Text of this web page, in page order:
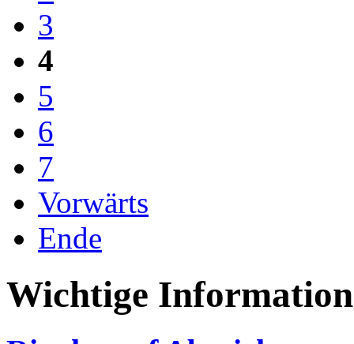
3
4
5
6
7
Vorwärts
Ende
Wichtige